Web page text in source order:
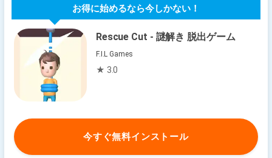
お得に始めるなら今しかない！
Rescue Cut - 謎解き 脱出ゲーム
F.I.L Games
★ 3.0
今すぐ無料インストール